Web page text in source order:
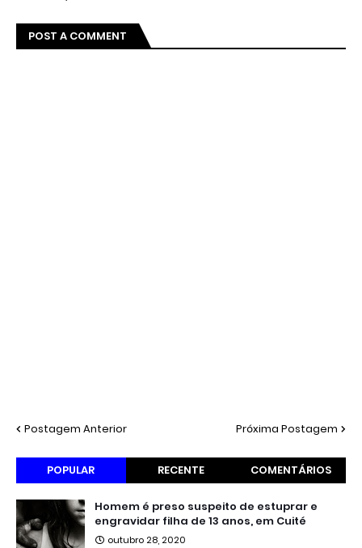
POST A COMMENT
Postagem Anterior Próxima Postagem
POPULAR RECENTE COMENTÁRIOS
Homem é preso suspeito de estuprar e
engravidar filha de 13 anos, em Cuité
outubro 28, 2020